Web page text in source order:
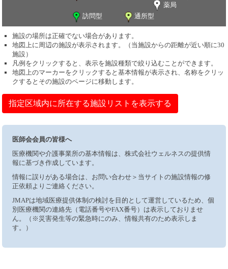
薬局
訪問型
通所型
施設の場所は正確でない場合があります。
地図上に周辺の施設が表示されます。（当施設からの距離が近い順に30
施設）
凡例をクリックすると、表示を施設種類で絞り込むことができます。
地図上のマーカーをクリックすると基本情報が表示され、名称をクリッ
クするとその施設のページに移動します。
指定区域内に所在する施設リストを表示する
医師会会員の皆様へ
医療機関や介護事業所の基本情報は、株式会社ウェルネスの提供情
報に基づき作成しています。
情報に誤りがある場合は、お問い合わせ＞当サイトの施設情報の修
正依頼よりご連絡ください。
JMAPは地域医療提供体制の検討を目的として運営しているため、個
別医療機関の連絡先（電話番号やFAX番号）は表示しておりませ
ん。（※災害発生等の緊急時にのみ、情報共有のため表示しま
す。）